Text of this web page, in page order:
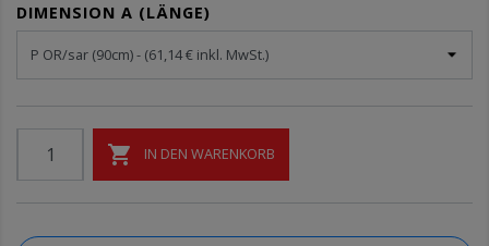
DIMENSION A (LÄNGE)
 IN DEN WARENKORB